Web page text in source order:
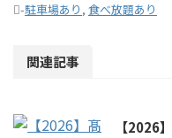
-駐車場あり , 食べ放題あり
関連記事
【2026